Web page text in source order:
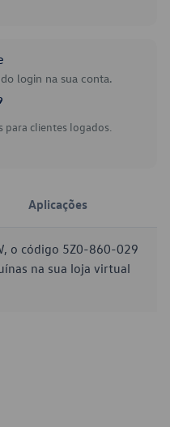
login na sua conta.
para clientes logados.
Aplicações
o código 5Z0-860-029
na sua loja virtual